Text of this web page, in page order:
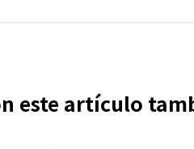
este artículo